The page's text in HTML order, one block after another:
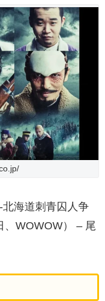
海道刺青囚人争
WOWOW） – 尾